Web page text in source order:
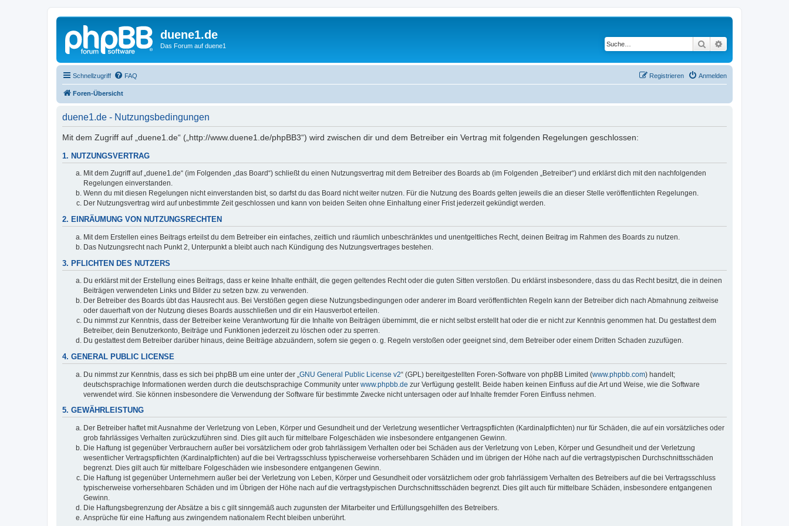
duene1.de
Das Forum auf duene1 Suche
Schnellzugriff FAQ Anmelden
Registrieren
Foren-Übersicht
duene1.de - Nutzungsbedingungen
Mit dem Zugriff auf „duene1.de“ („http://www.duene1.de/phpBB3“) wird zwischen dir und dem Betreiber ein Vertrag mit folgenden Regelungen geschlossen:
1. NUTZUNGSVERTRAG
Mit dem Zugriff auf „duene1.de“ (im Folgenden „das Board“) schließt du einen Nutzungsvertrag mit dem Betreiber des Boards ab (im Folgenden „Betreiber“) und erklärst dich mit den nachfolgenden
Regelungen einverstanden.
Wenn du mit diesen Regelungen nicht einverstanden bist, so darfst du das Board nicht weiter nutzen. Für die Nutzung des Boards gelten jeweils die an dieser Stelle veröffentlichten Regelungen.
Der Nutzungsvertrag wird auf unbestimmte Zeit geschlossen und kann von beiden Seiten ohne Einhaltung einer Frist jederzeit gekündigt werden.
2. EINRÄUMUNG VON NUTZUNGSRECHTEN
Mit dem Erstellen eines Beitrags erteilst du dem Betreiber ein einfaches, zeitlich und räumlich unbeschränktes und unentgeltliches Recht, deinen Beitrag im Rahmen des Boards zu nutzen.
Das Nutzungsrecht nach Punkt 2, Unterpunkt a bleibt auch nach Kündigung des Nutzungsvertrages bestehen.
3. PFLICHTEN DES NUTZERS
Du erklärst mit der Erstellung eines Beitrags, dass er keine Inhalte enthält, die gegen geltendes Recht oder die guten Sitten verstoßen. Du erklärst insbesondere, dass du das Recht besitzt, die in deinen
Beiträgen verwendeten Links und Bilder zu setzen bzw. zu verwenden.
Der Betreiber des Boards übt das Hausrecht aus. Bei Verstößen gegen diese Nutzungsbedingungen oder anderer im Board veröffentlichten Regeln kann der Betreiber dich nach Abmahnung zeitweise
oder dauerhaft von der Nutzung dieses Boards ausschließen und dir ein Hausverbot erteilen.
Du nimmst zur Kenntnis, dass der Betreiber keine Verantwortung für die Inhalte von Beiträgen übernimmt, die er nicht selbst erstellt hat oder die er nicht zur Kenntnis genommen hat. Du gestattest dem
Betreiber, dein Benutzerkonto, Beiträge und Funktionen jederzeit zu löschen oder zu sperren.
Du gestattest dem Betreiber darüber hinaus, deine Beiträge abzuändern, sofern sie gegen o. g. Regeln verstoßen oder geeignet sind, dem Betreiber oder einem Dritten Schaden zuzufügen.
4. GENERAL PUBLIC LICENSE
Du nimmst zur Kenntnis, dass es sich bei phpBB um eine unter der „ GNU General Public License v2“ (GPL) bereitgestellten Foren-Software von phpBB Limited (www.phpbb.com) handelt;
deutschsprachige Informationen werden durch die deutschsprachige Community unter www.phpbb.de zur Verfügung gestellt. Beide haben keinen Einfluss auf die Art und Weise, wie die Software
verwendet wird. Sie können insbesondere die Verwendung der Software für bestimmte Zwecke nicht untersagen oder auf Inhalte fremder Foren Einfluss nehmen.
5. GEWÄHRLEISTUNG
Der Betreiber haftet mit Ausnahme der Verletzung von Leben, Körper und Gesundheit und der Verletzung wesentlicher Vertragspflichten (Kardinalpflichten) nur für Schäden, die auf ein vorsätzliches oder
grob fahrlässiges Verhalten zurückzuführen sind. Dies gilt auch für mittelbare Folgeschäden wie insbesondere entgangenen Gewinn.
Die Haftung ist gegenüber Verbrauchern außer bei vorsätzlichem oder grob fahrlässigem Verhalten oder bei Schäden aus der Verletzung von Leben, Körper und Gesundheit und der Verletzung
wesentlicher Vertragspflichten (Kardinalpflichten) auf die bei Vertragsschluss typischerweise vorhersehbaren Schäden und im übrigen der Höhe nach auf die vertragstypischen Durchschnittsschäden
begrenzt. Dies gilt auch für mittelbare Folgeschäden wie insbesondere entgangenen Gewinn.
Die Haftung ist gegenüber Unternehmern außer bei der Verletzung von Leben, Körper und Gesundheit oder vorsätzlichem oder grob fahrlässigem Verhalten des Betreibers auf die bei Vertragsschluss
typischerweise vorhersehbaren Schäden und im Übrigen der Höhe nach auf die vertragstypischen Durchschnittsschäden begrenzt. Dies gilt auch für mittelbare Schäden, insbesondere entgangenen
Gewinn.
Die Haftungsbegrenzung der Absätze a bis c gilt sinngemäß auch zugunsten der Mitarbeiter und Erfüllungsgehilfen des Betreibers.
Ansprüche für eine Haftung aus zwingendem nationalem Recht bleiben unberührt.